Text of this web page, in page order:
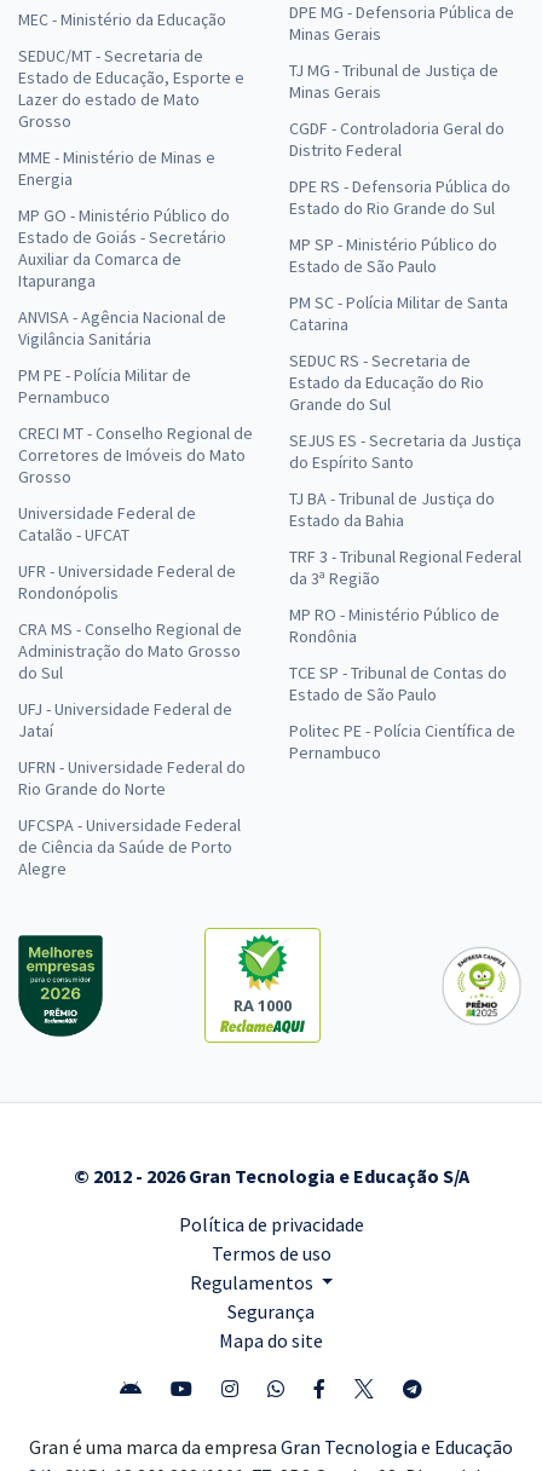
MEC - Ministério da Educação
SEDUC/MT - Secretaria de
Estado de Educação, Esporte e
Lazer do estado de Mato
Grosso
MME - Ministério de Minas e
Energia
MP GO - Ministério Público do
Estado de Goiás - Secretário
Auxiliar da Comarca de
Itapuranga
ANVISA - Agência Nacional de
Vigilância Sanitária
PM PE - Polícia Militar de
Pernambuco
CRECI MT - Conselho Regional de
Corretores de Imóveis do Mato
Grosso
Universidade Federal de
Catalão - UFCAT
UFR - Universidade Federal de
Rondonópolis
CRA MS - Conselho Regional de
Administração do Mato Grosso
do Sul
UFJ - Universidade Federal de
Jataí
UFRN - Universidade Federal do
Rio Grande do Norte
UFCSPA - Universidade Federal
de Ciência da Saúde de Porto
Alegre
DPE MG - Defensoria Pública de
Minas Gerais
TJ MG - Tribunal de Justiça de
Minas Gerais
CGDF - Controladoria Geral do
Distrito Federal
DPE RS - Defensoria Pública do
Estado do Rio Grande do Sul
MP SP - Ministério Público do
Estado de São Paulo
PM SC - Polícia Militar de Santa
Catarina
SEDUC RS - Secretaria de
Estado da Educação do Rio
Grande do Sul
SEJUS ES - Secretaria da Justiça
do Espírito Santo
TJ BA - Tribunal de Justiça do
Estado da Bahia
TRF 3 - Tribunal Regional Federal
da 3ª Região
MP RO - Ministério Público de
Rondônia
TCE SP - Tribunal de Contas do
Estado de São Paulo
Politec PE - Polícia Científica de
Pernambuco
RA 1000
© 2012 - 2026 Gran Tecnologia e Educação S/A
Política de privacidade
Termos de uso
Regulamentos
Segurança
Mapa do site
Gran é uma marca da empresa Gran Tecnologia e Educação